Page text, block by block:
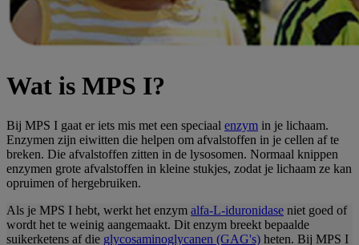
Wat is MPS I?
Bij MPS I gaat er iets mis met een speciaal enzym in je lichaam.
Enzymen zijn eiwitten die helpen om afvalstoffen in je cellen af te
breken. Die afvalstoffen zitten in de lysosomen. Normaal knippen
enzymen grote afvalstoffen in kleine stukjes, zodat je lichaam ze kan
opruimen of hergebruiken.
Als je MPS I hebt, werkt het enzym alfa-L-iduronidase niet goed of
wordt het te weinig aangemaakt. Dit enzym breekt bepaalde
suikerketens af die glycosaminoglycanen (GAG's) heten. Bij MPS I